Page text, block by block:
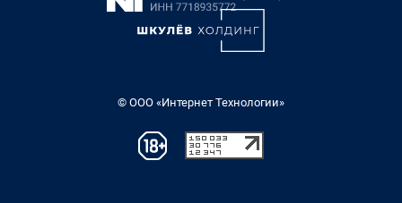
© ООО «Интернет Технологии»